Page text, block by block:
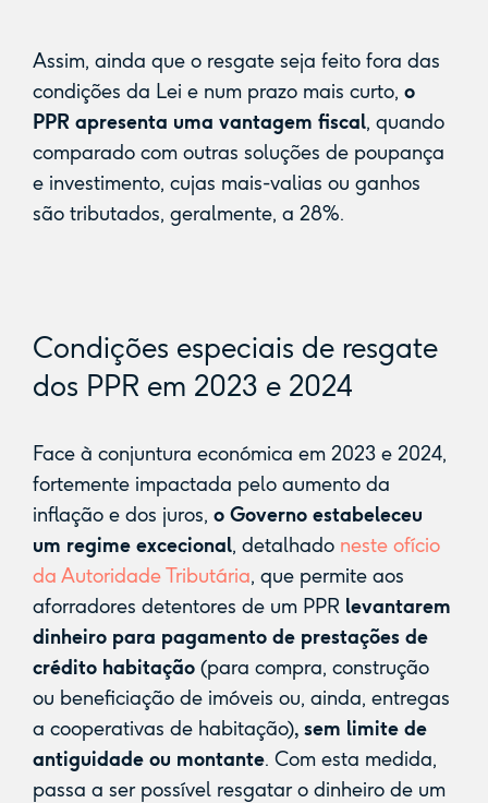
Assim, ainda que o resgate seja feito fora das
condições da Lei e num prazo mais curto, o
PPR apresenta uma vantagem fiscal, quando
comparado com outras soluções de poupança
e investimento, cujas mais-valias ou ganhos
são tributados, geralmente, a 28%.
Condições especiais de resgate
dos PPR em 2023 e 2024
Face à conjuntura económica em 2023 e 2024,
fortemente impactada pelo aumento da
inflação e dos juros, o Governo estabeleceu
um regime excecional, detalhado neste ofício
da Autoridade Tributária, que permite aos
aforradores detentores de um PPR levantarem
dinheiro para pagamento de prestações de
crédito habitação(para compra, construção
ou beneficiação de imóveis ou, ainda, entregas
a cooperativas de habitação), sem limite de
antiguidade ou montante. Com esta medida,
passa a ser possível resgatar o dinheiro de um